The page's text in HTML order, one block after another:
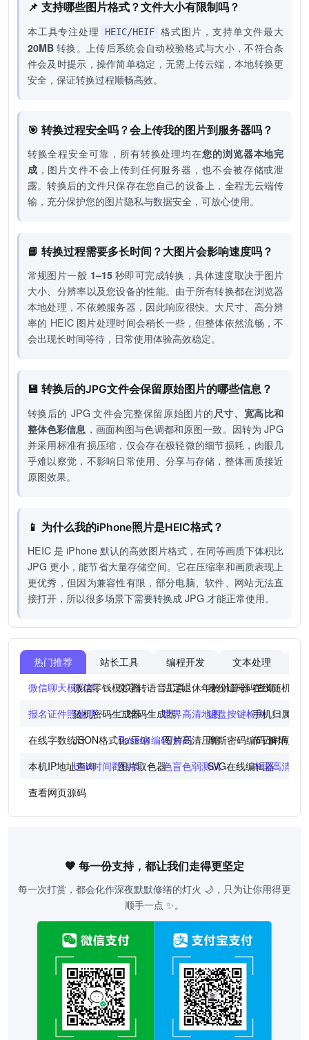
📌 支持哪些图片格式？文件大小有限制吗？
本工具专注处理 HEIC/HEIF 格式图片，支持单文件最大
20MB转换。上传后系统会自动校验格式与大小，不符合条
件会及时提示，操作简单稳定，无需上传云端，本地转换更
安全，保证转换过程顺畅高效。
🎯 转换过程安全吗？会上传我的图片到服务器吗？
转换全程安全可靠，所有转换处理均在您的浏览器本地完
成 ，图片文件不会上传到任何服务器，也不会被存储或泄
露。转换后的文件只保存在您自己的设备上，全程无云端传
输，充分保护您的图片隐私与数据安全，可放心使用。
📘 转换过程需要多长时间？大图片会影响速度吗？
常规图片一般 1–15秒即可完成转换，具体速度取决于图片
大小、分辨率以及您设备的性能。由于所有转换都在浏览器
本地处理，不依赖服务器，因此响应很快。大尺寸、高分辨
率的 HEIC 图片处理时间会稍长一些，但整体依然流畅，不
会出现长时间等待，日常使用体验高效稳定。
💾 转换后的JPG文件会保留原始图片的哪些信息？
转换后的 JPG 文件会完整保留原始图片的 尺寸、宽高比和
整体色彩信息 ，画面构图与色调都和原图一致。因转为 JPG
并采用标准有损压缩，仅会存在极轻微的细节损耗，肉眼几
乎难以察觉，不影响日常使用、分享与存储，整体画质接近
原图效果。
📱 为什么我的iPhone照片是HEIC格式？
HEIC 是 iPhone 默认的高效图片格式，在同等画质下体积比
JPG 更小，能节省大量存储空间。它在压缩率和画质表现上
更优秀，但因为兼容性有限，部分电脑、软件、网站无法直
接打开，所以很多场景下需要转换成 JPG 才能正常使用。
热门推荐 站长工具 编程开发 文本处理
微信聊天模拟器微信零钱模拟器文字转语音工具法定退休年龄计算器
身份证号码查询在线随机点
报名证件照处理随机密码生成器二维码生成器世界高清地图键盘按键检测手机归属地
在线字数统计JSON格式化/压缩Base64编码/解码图片高清压缩摩斯密码编码/解码
节日时间倒
本机IP地址查询Unix时间戳转换图片取色器色盲色弱测试SVG在线编辑器中国高清地
查看网页源码
🧡 每一份支持，都让我们走得更坚定
每一次打赏，都会化作深夜默默修缮的灯火 🌙，只为让你用得更
顺手一点 ✨。